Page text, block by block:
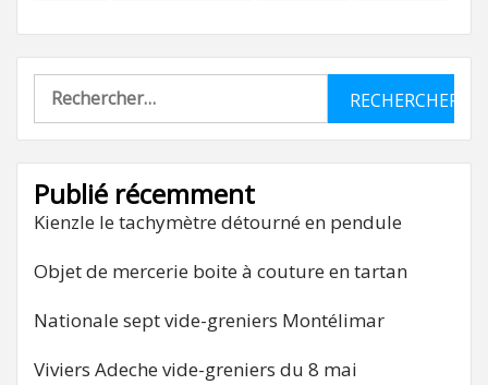
Rechercher :
Publié récemment
Kienzle le tachymètre détourné en pendule
Objet de mercerie boite à couture en tartan
Nationale sept vide-greniers Montélimar
Viviers Adeche vide-greniers du 8 mai